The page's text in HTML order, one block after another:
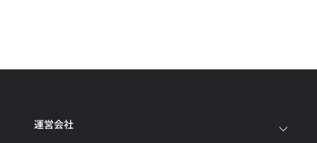
運営会社